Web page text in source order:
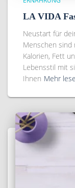
LA VIDA
Neustart für
Menschen sind
Kalorien, Fett
Lebensstil mit
Ihnen Mehr